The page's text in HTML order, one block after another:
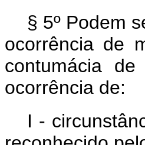
§ 5º Podem
ocorrência de
contumácia
ocorrência de:
I -